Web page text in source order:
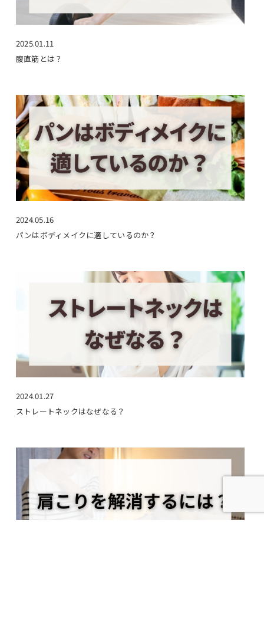
2025.01.11
腹直筋とは？
2024.05.16
パンはボディメイクに適しているのか？
2024.01.27
ストレートネックはなぜなる？